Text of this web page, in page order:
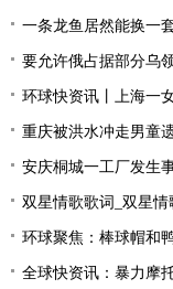
一条龙鱼居然能换一
要允许俄占据部分乌
环球快资讯丨上海一
重庆被洪水冲走男童
安庆桐城一工厂发生
双星情歌歌词_双星情
环球聚焦：棒球帽和
全球快资讯：暴力摩